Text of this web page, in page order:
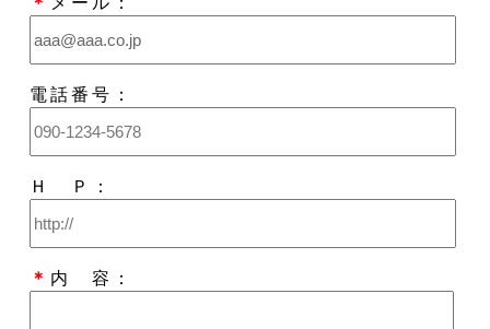
電話番号：
Ｈ Ｐ：
＊ 内 容：